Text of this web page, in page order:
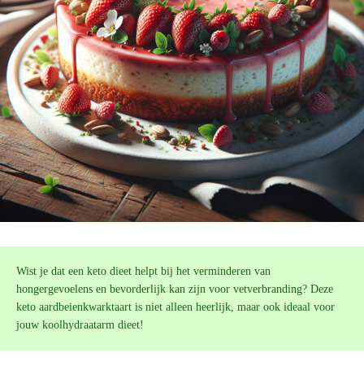
Wist je dat een keto dieet helpt bij het verminderen van
hongergevoelens en bevorderlijk kan zijn voor vetverbranding? Deze
keto aardbeienkwarktaart is niet alleen heerlijk, maar ook ideaal voor
jouw koolhydraatarm dieet!